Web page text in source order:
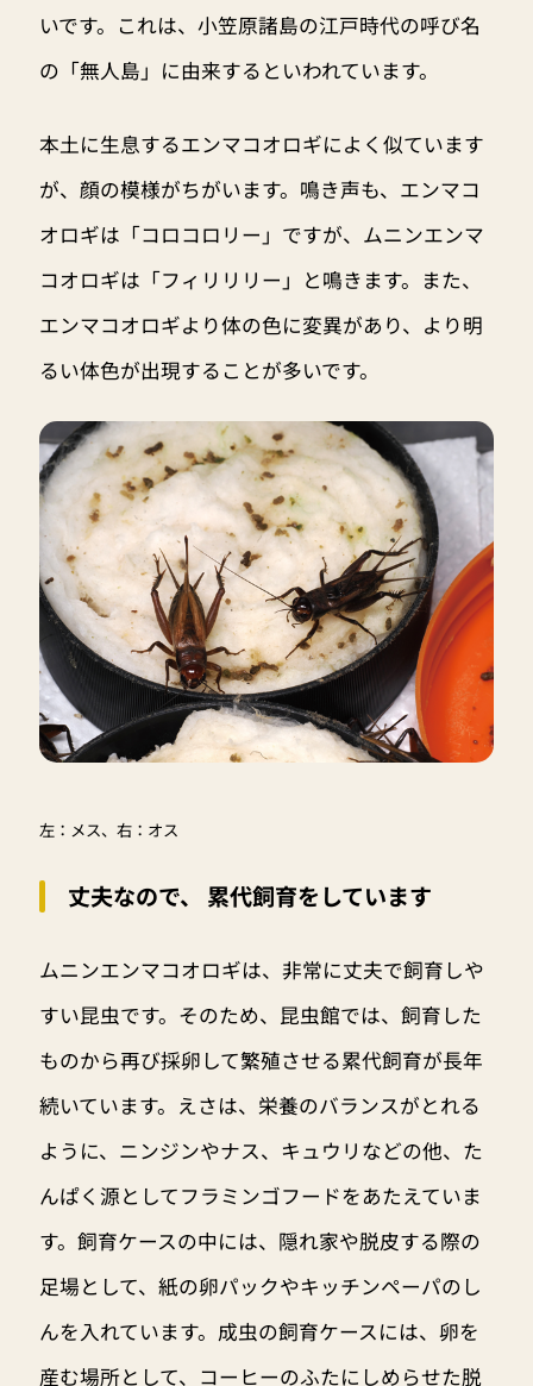
いです。これは、小笠原諸島の江戸時代の呼び名
の「無人島」に由来するといわれています。
本土に生息するエンマコオロギによく似ています
が、顔の模様がちがいます。鳴き声も、エンマコ
オロギは「コロコロリー」ですが、ムニンエンマ
コオロギは「フィリリリー」と鳴きます。また、
エンマコオロギより体の色に変異があり、より明
るい体色が出現することが多いです。
左：メス、右：オス
丈夫なので、 累代飼育をしています
ムニンエンマコオロギは、非常に丈夫で飼育しや
すい昆虫です。そのため、昆虫館では、飼育した
ものから再び採卵して繁殖させる累代飼育が長年
続いています。えさは、栄養のバランスがとれる
ように、ニンジンやナス、キュウリなどの他、た
んぱく源としてフラミンゴフードをあたえていま
す。飼育ケースの中には、隠れ家や脱皮する際の
足場として、紙の卵パックやキッチンペーパのし
んを入れています。成虫の飼育ケースには、卵を
産む場所として、コーヒーのふたにしめらせた脱